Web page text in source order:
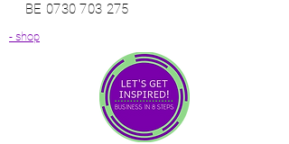
BE 0730 703 275
- shop